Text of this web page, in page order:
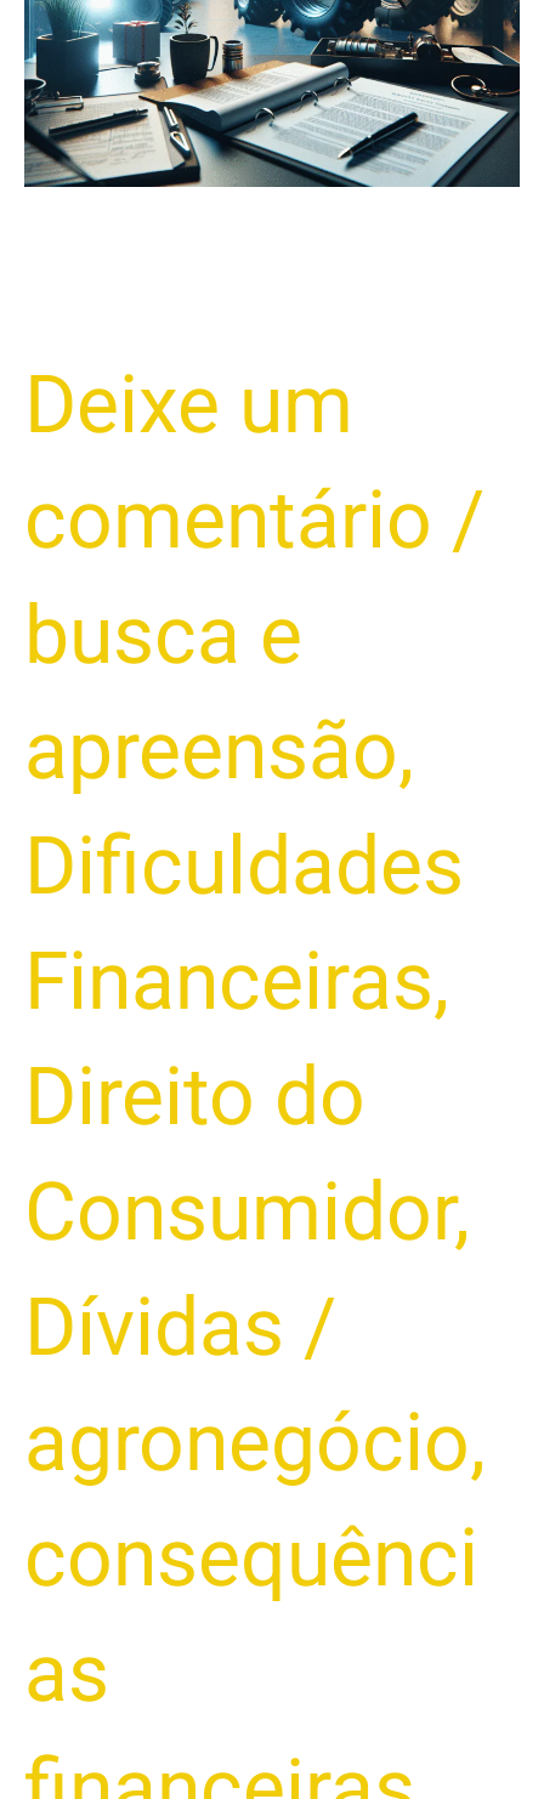
Deixe um
comentário /
busca e
apreensão,
Dificuldades
Financeiras,
Direito do
Consumidor,
Dívidas /
agronegócio,
consequênci
as
de
Tratores
2025